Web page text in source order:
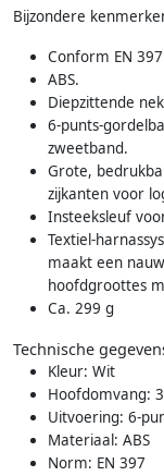
Bijzondere
Conform EN
ABS.
Diepzittende
6-punts-
zweetband.
Grote,
zijkanten voor
Insteeksleuf
Textiel-
maakt een
hoofdgroottes
Ca. 299 g
Technische
Kleur: Wit
Hoofdomvang:
Uitvoering: 6-
Materiaal: ABS
Norm: EN 397